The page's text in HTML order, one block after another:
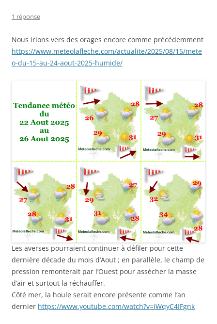
1 réponse
Nous irions vers des orages encore comme précédemment
https://www.meteolafleche.com/actualite/2025/08/15/mete
o-du-15-au-24-aout-2025-humide/
Les averses pourraient continuer à défiler pour cette
dernière décade du mois d’Aout ; en parallèle, le champ de
pression remonterait par l’Ouest pour assécher la masse
d’air et surtout la réchauffer.
Côté mer, la houle serait encore présente comme l’an
dernier https://www.youtube.com/watch?v=iWqyC4IFgnk